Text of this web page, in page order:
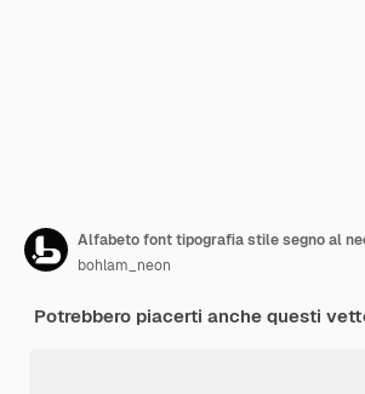
Alfabeto font tipografia stile segno al
bohlam_neon
Potrebbero piacerti anche questi